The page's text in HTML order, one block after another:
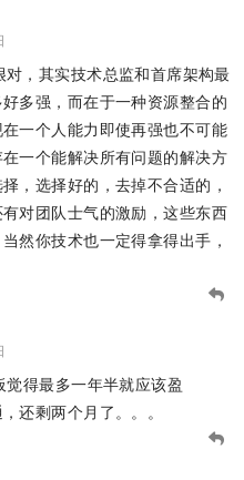
对，其实技术总监和首席架构最
多强，而在于一种资源整合的
一个人能力即使再强也不可能
一个能解决所有问题的解决方
，选择好的，去掉不合适的，
对团队士气的激励，这些东西
然你技术也一定得拿得出手，
觉得最多一年半就应该盈
还剩两个月了。。。